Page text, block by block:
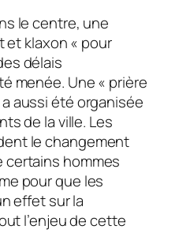
le centre, une
et klaxon « pour
délais
menée. Une « prière
aussi été organisée
de la ville. Les
le changement
certains hommes
pour que les
effet sur la
l’enjeu de cette